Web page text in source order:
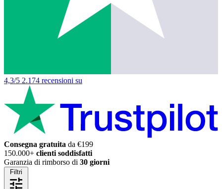
4,3/5 2.174 recensioni su
Consegna gratuita da €199
150.000+ clienti soddisfatti
Garanzia di rimborso di 30 giorni
Filtri